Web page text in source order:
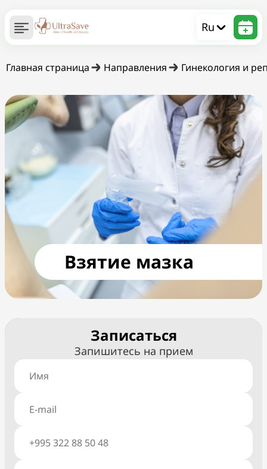
Ru
Главная страница Направления Гинекология и
Взятие мазка
Записаться
Запишитесь на прием